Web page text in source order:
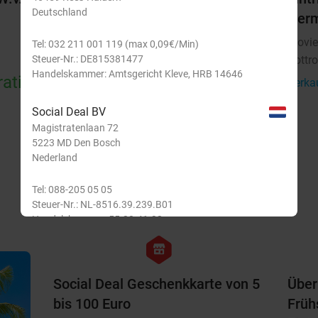
(60 Minuten) in Aachen
Samanta Spa Thai Massage
Aachen
hexagon
store
Social Deal Geschenkkarte von 5
bis 100 Euro
Deutschland
Tel: 032 211 001 119 (max 0,09€/Min)
Steuer-Nr.: DE815381477
Handelskammer: Amtsgericht Kleve, HRB 14646
Social Deal BV
Magistratenlaan 72
5223 MD Den Bosch
Nederland
Tel: 088-205 05 05
Steuer-Nr.: NL-8516.39.239.B01
Handelskammer: 55.28.41.32
3511 Hasselt
België
Senden